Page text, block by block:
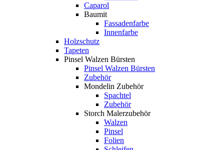
Caparol
Baumit
Fassadenfarbe
Innenfarbe
Holzschutz
Tapeten
Pinsel Walzen Bürsten
Pinsel Walzen Bürsten
Zubehör
Mondelin Zubehör
Spachtel
Zubehör
Storch Malerzubehör
Walzen
Pinsel
Folien